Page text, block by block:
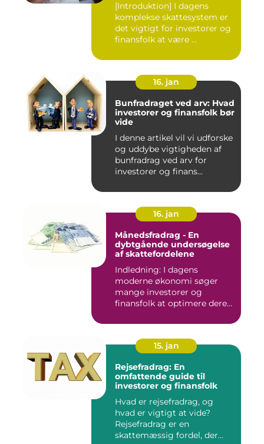
[Introduktion] I dagens
komplekse skattesystem er
det vigtigt for investorer og
finansfolk at være ...
16. jan
Bunfradraget ved arv: Hvad
investorer og finansfolk bør
vide
I denne artikel vil vi udforske
og uddybe vigtigheden af
bunfradrag ved arv for
investorer og finans...
16. jan
Månedsfradrag - En
dybtgående undersøgelse
af skattefordelene
Indledning: I dagens
moderne økonomi søger
mange investorer og
finansfolk at optimere deres
15. jan
Rejsefradrag: En
omfattende guide til
investorer og finansfolk
Hvad er rejsefradrag, og
hvad er vigtigt at vide?
Rejsefradrag er en
skattemæssig fordel, der